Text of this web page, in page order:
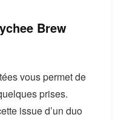
Brew
vous permet de
prises.
issue d’un duo